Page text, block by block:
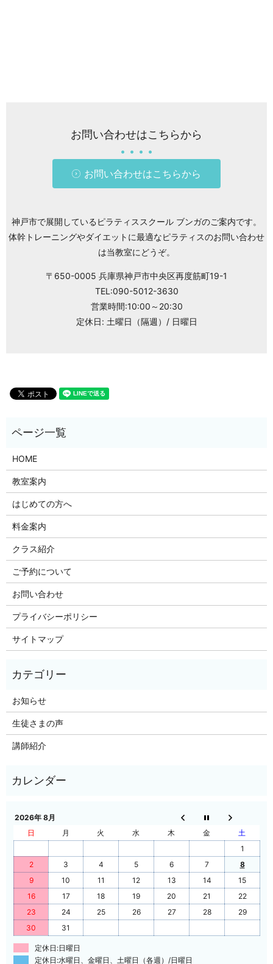
お問い合わせはこちらから
お問い合わせはこちらから
神戸市で展開しているピラティススクール ブンガのご案内です。
体幹トレーニングやダイエットに最適なピラティスのお問い合わせ
は当教室にどうぞ。
〒650-0005 兵庫県神戸市中央区再度筋町19-1
TEL:090-5012-3630
営業時間:10:00～20:30
定休日: 土曜日（隔週）/ 日曜日
HOME
教室案内
はじめての方へ
料金案内
クラス紹介
ご予約について
お問い合わせ
プライバシーポリシー
サイトマップ
お知らせ
生徒さまの声
講師紹介
2026年 8月
日
月 火 水 木 金
土
1
2
3 4 5 6 7
8
9
10 11 12 13 14
15
16
17 18 19 20 21
22
23
24 25 26 27 28
29
30
31
定休日:日曜日
定休日:水曜日、金曜日、土曜日（各週）/日曜日